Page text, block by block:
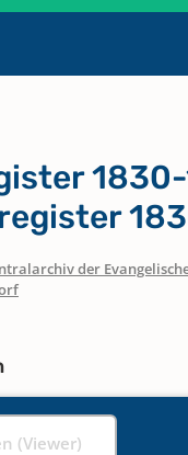
der
(Viewer)